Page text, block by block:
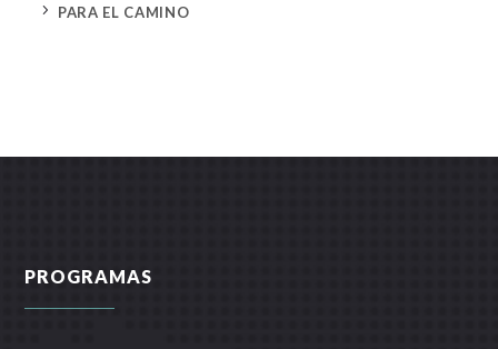
5 PARA EL CAMINO
PROGRAMAS